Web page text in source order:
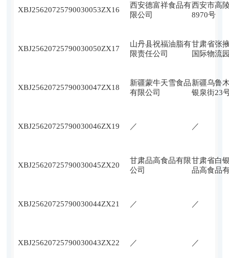
XBJ25620725790030053ZX16
西安德富祥食品有
限公司
西安市高
8970号
XBJ25620725790030050ZX17
山丹县祝福油脂有
限责任公司
甘肃省张
国际物流
XBJ25620725790030047ZX18
新疆蒙牛天雪食品
有限公司
新疆乌鲁
银泉街23
XBJ25620725790030046ZX19 ／ ／
XBJ25620725790030045ZX20
甘肃品高食品有限
公司
甘肃省白
品高食品
XBJ25620725790030044ZX21 ／ ／
XBJ25620725790030043ZX22 ／ ／